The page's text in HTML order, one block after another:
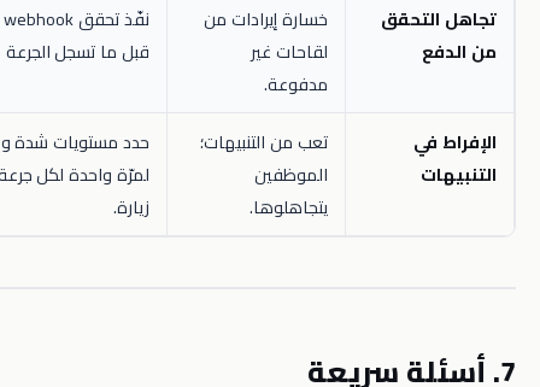
خسارة إيرادات من
لقاحات غير
نفّذ تحقق webhook من Paymob
قبل ما تسجل الجرعة كـ مُعطاة.
تعب من التنبيهات؛
الموظفين
حدد مستويات شدة وقلل التنبيهات
لمرّة واحدة لكل جرعة في كل
زيارة.